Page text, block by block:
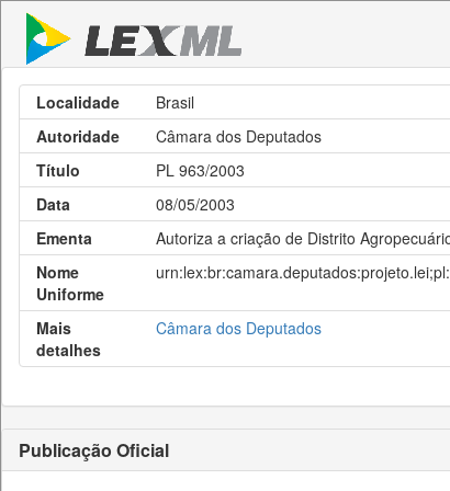
Localidade
Brasil
Autoridade
Câmara dos Deputados
Título
PL 963/2003
Data
08/05/2003
Ementa
Autoriza a criação de Distrito
Nome
Uniforme
Mais
detalhes
Câmara dos Deputados
Publicação Oficial